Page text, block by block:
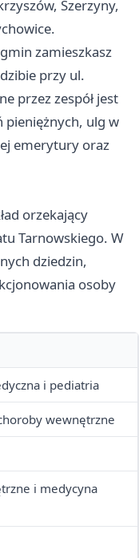
Szerzyny,
zamieszkasz
przy ul.
przez zespół jest
pieniężnych, ulg w
emerytury oraz
orzekający
Tarnowskiego. W
dziedzin,
osoby
i pediatria
wewnętrzne
i medycyna